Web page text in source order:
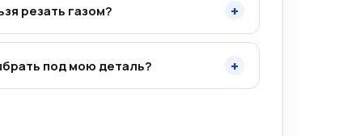
резать газом? +
под мою деталь? +